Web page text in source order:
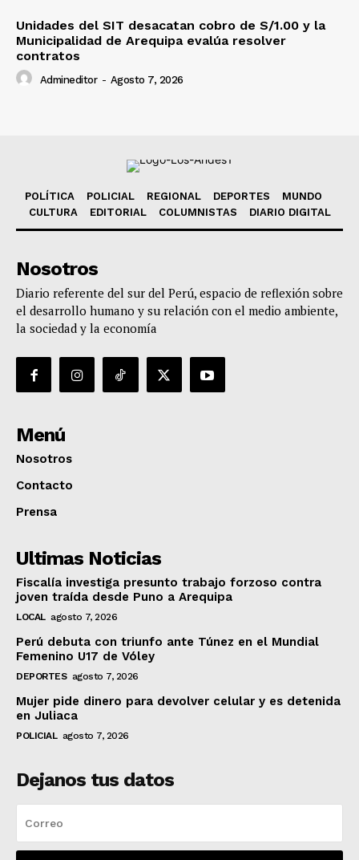
Unidades del SIT desacatan cobro de S/1.00 y la
Municipalidad de Arequipa evalúa resolver
contratos
Admineditor - Agosto 7, 2026
POLÍTICA POLICIAL REGIONAL DEPORTES
MUNDO
CULTURA
EDITORIAL COLUMNISTAS DIARIO DIGITAL
Nosotros
Diario referente del sur del Perú, espacio de reflexión sobre
el desarrollo humano y su relación con el medio ambiente,
la sociedad y la economía
Menú
Nosotros
Contacto
Prensa
Ultimas Noticias
Fiscalía investiga presunto trabajo forzoso contra
joven traída desde Puno a Arequipa
LOCAL agosto 7, 2026
Perú debuta con triunfo ante Túnez en el Mundial
Femenino U17 de Vóley
DEPORTES agosto 7, 2026
Mujer pide dinero para devolver celular y es detenida
en Juliaca
POLICIAL agosto 7, 2026
Dejanos tus datos